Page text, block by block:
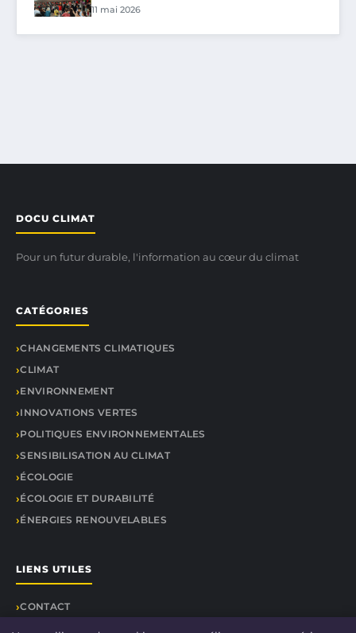
11 mai 2026
DOCU CLIMAT
Pour un futur durable, l'information au cœur du climat
CATÉGORIES
CHANGEMENTS CLIMATIQUES
CLIMAT
ENVIRONNEMENT
INNOVATIONS VERTES
POLITIQUES ENVIRONNEMENTALES
SENSIBILISATION AU CLIMAT
ÉCOLOGIE
ÉCOLOGIE ET DURABILITÉ
ÉNERGIES RENOUVELABLES
LIENS UTILES
CONTACT